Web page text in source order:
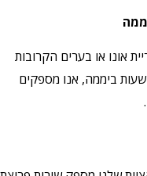
אונו או בערים הקרובות
בדחיפות, הצוות שלנו כאן זמין עבורכם 24 שעות ביממה, אנו מספקים